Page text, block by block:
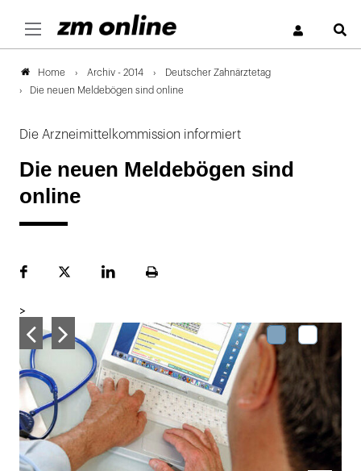
Home Archiv - 2014
Deutscher Zahnärztetag
Die neuen Meldebögen sind online
Die Arzneimittelkommission informiert
Die neuen Meldebögen sind
online
FacebookPlattformLinekdInSeite
>